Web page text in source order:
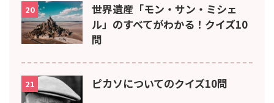
20
世界遺産「モン・サン・ミシェ
ル」のすべてがわかる！クイズ10
問
21 ピカソについてのクイズ10問